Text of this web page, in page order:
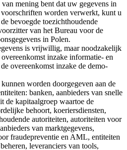
mening bent dat uw gegevens in
worden verwerkt, kunt u
bevoegde toezichthoudende
van het Bureau voor de
in Polen.
is vrijwillig, maar noodzakelijk
inzake informatie- en
overeenkomst inzake de demo-
worden doorgegeven aan de
banken, aanbieders van snelle
de kapitaalgroep waartoe de
behoort, koeriersdiensten,
autoriteiten, autoriteiten voor
van marktgegevens,
fraudepreventie en AML, entiteiten
leveranciers van tools,